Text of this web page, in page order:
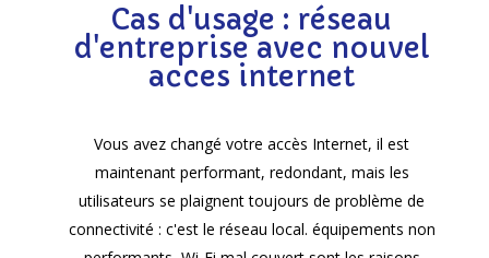
Cas d'usage : réseau
d'entreprise avec nouvel
acces internet
Vous avez changé votre accès Internet, il est
maintenant performant, redondant, mais les
utilisateurs se plaignent toujours de problème de
connectivité : c'est le réseau local. équipements non